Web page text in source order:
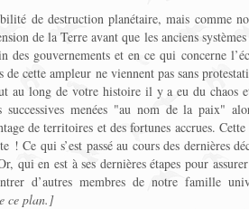
de destruction planétaire, mais comme
de la Terre avant que les anciens
des gouvernements et en ce qui concerne
de cette ampleur ne viennent pas sans
au long de votre histoire il y a eu du chaos
successives menées "au nom de la paix"
de territoires et des fortunes accrues.
! Ce qui s’est passé au cours des dernières
qui en est à ses dernières étapes pour
d’autres membres de notre famille
ce plan.]